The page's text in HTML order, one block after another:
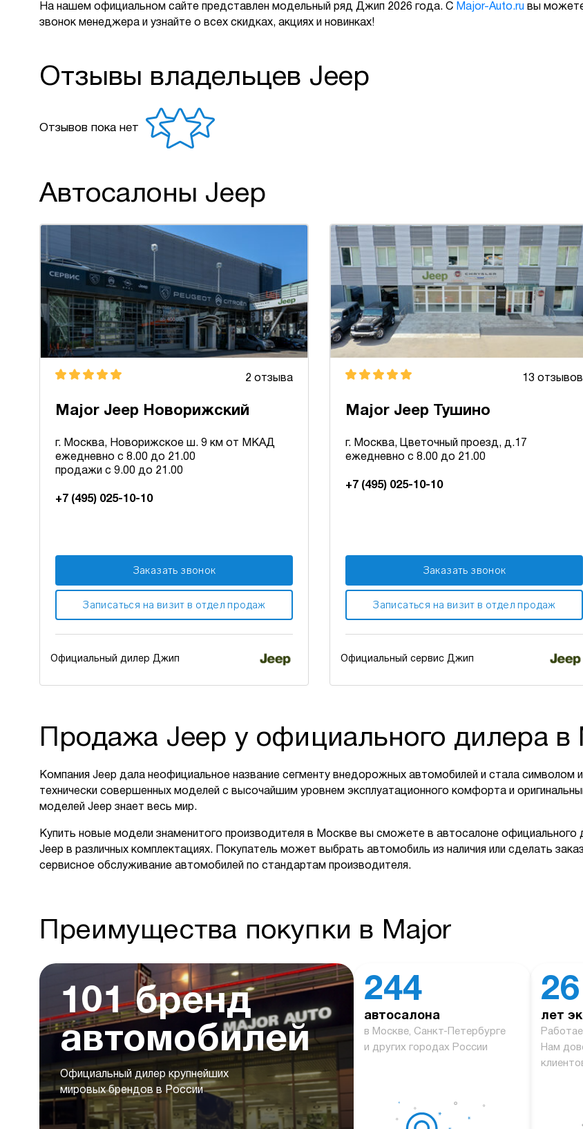
На нашем официальном сайте представлен модельный ряд Джип 2026 года. С Major-Auto.ru вы
звонок менеджера и узнайте о всех скидках, акциях и новинках!
Отзывы владельцев Jeep
Отзывов пока нет
Автосалоны Jeep
2 отзыва
Major Jeep Новорижский
г. Москва, Новорижское ш. 9 км от МКАД
ежедневно с 8.00 до 21.00
продажи с 9.00 до 21.00
+7 (495) 025-10-10
Заказать звонок
Записаться на визит в отдел продаж
Официальный дилер Джип
13 отзывов
Major Jeep Тушино
г. Москва, Цветочный проезд, д.17
ежедневно с 8.00 до 21.00
+7 (495) 025-10-10
Заказать звонок
Записаться на визит в отдел продаж
Официальный сервис Джип
Продажа Jeep у официального дилера в
Компания Jeep дала неофициальное название сегменту внедорожных автомобилей и стала символом
технически совершенных моделей с высочайшим уровнем эксплуатационного комфорта и
моделей Jeep знает весь мир.
Купить новые модели знаменитого производителя в Москве вы сможете в автосалоне
Jeep в различных комплектациях. Покупатель может выбрать автомобиль из наличия или сделать
сервисное обслуживание автомобилей по стандартам производителя.
Преимущества покупки в Major
101 бренд
автомобилей
Официальный дилер крупнейших
мировых брендов в России
244
автосалона
в Москве, Санкт-Петербурге
и других городах России
26
лет
Нам